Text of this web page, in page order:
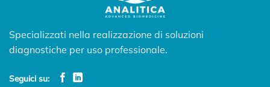
Specializzati nella realizzazione di soluzioni
diagnostiche per uso professionale.
Seguici su: